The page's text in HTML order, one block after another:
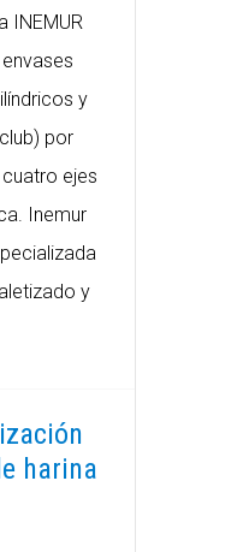
INEMUR
y
por
ejes
Inemur
y
harina